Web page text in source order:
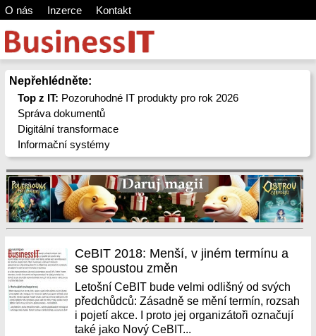
O nás Inzerce Kontakt
Nepřehlédněte:
Top z IT: Pozoruhodné IT produkty pro rok 2026
Správa dokumentů
Digitální transformace
Informační systémy
CeBIT 2018: Menší, v jiném termínu a
se spoustou změn
Letošní CeBIT bude velmi odlišný od svých
předchůdců: Zásadně se mění termín, rozsah
i pojetí akce. I proto jej organizátoři označují
také jako Nový CeBIT...